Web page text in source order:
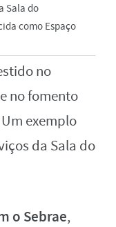
Sala do
como Espaço
no
no fomento
exemplo
da Sala do
o Sebrae,